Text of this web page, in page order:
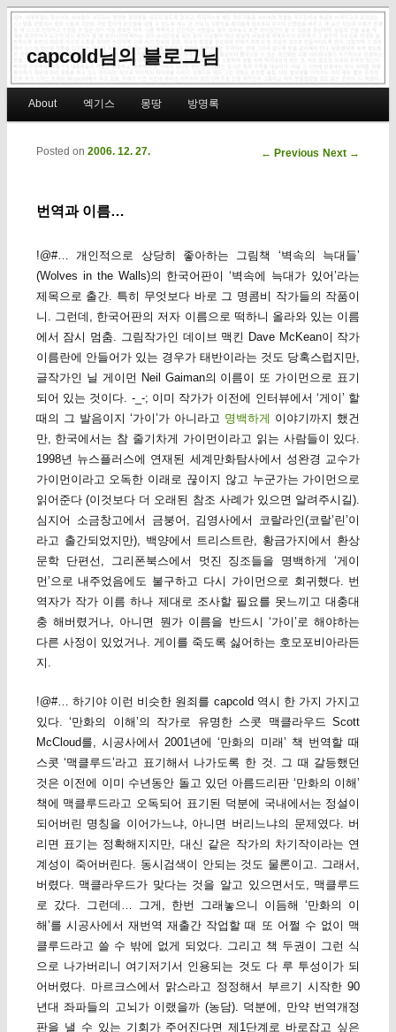
capcold님의 블로그님
Skip to primary content
Skip to secondary content
About 엑기스 몽땅 방명록
Post navigation
← Previous Next →
번역과 이름…
Posted on 2006. 12. 27.
!@#… 개인적으로 상당히 좋아하는 그림책 ‘벽속의 늑대들’
(Wolves in the Walls)의 한국어판이 ‘벽속에 늑대가 있어’라는
제목으로 출간. 특히 무엇보다 바로 그 명콤비 작가들의 작품이
니. 그런데, 한국어판의 저자 이름으로 떡하니 올라와 있는 이름
에서 잠시 멈춤. 그림작가인 데이브 맥킨 Dave McKean이 작가
이름란에 안들어가 있는 경우가 태반이라는 것도 당혹스럽지만,
글작가인 닐 게이먼 Neil Gaiman의 이름이 또 가이먼으로 표기
되어 있는 것이다. -_-; 이미 작가가 이전에 인터뷰에서 ‘게이’ 할
때의 그 발음이지 ‘가이’가 아니라고 명백하게 이야기까지 했건
만, 한국에서는 참 줄기차게 가이먼이라고 읽는 사람들이 있다.
1998년 뉴스플러스에 연재된 세계만화탐사에서 성완경 교수가
가이먼이라고 오독한 이래로 끊이지 않고 누군가는 가이먼으로
읽어준다 (이것보다 더 오래된 참조 사례가 있으면 알려주시길).
심지어 소금창고에서 금붕어, 김영사에서 코랄라인(코랄’린’이
라고 출간되었지만), 백양에서 트리스트란, 황금가지에서 환상
문학 단편선, 그리폰북스에서 멋진 징조들을 명백하게 ‘게이
먼’으로 내주었음에도 불구하고 다시 가이먼으로 회귀했다. 번
역자가 작가 이름 하나 제대로 조사할 필요를 못느끼고 대충대
충 해버렸거나, 아니면 뭔가 이름을 반드시 ‘가이’로 해야하는
다른 사정이 있었거나. 게이를 죽도록 싫어하는 호모포비아라든
지.
!@#… 하기야 이런 비슷한 원죄를 capcold 역시 한 가지 가지고
있다. ‘만화의 이해’의 작가로 유명한 스콧 맥클라우드 Scott
McCloud를, 시공사에서 2001년에 ‘만화의 미래’ 책 번역할 때
스콧 ‘맥클루드’라고 표기해서 나가도록 한 것. 그 때 갈등했던
것은 이전에 이미 수년동안 돌고 있던 아름드리판 ‘만화의 이해’
책에 맥클루드라고 오독되어 표기된 덕분에 국내에서는 정설이
되어버린 명칭을 이어가느냐, 아니면 버리느냐의 문제였다. 버
리면 표기는 정확해지지만, 대신 같은 작가의 차기작이라는 연
계성이 죽어버린다. 동시검색이 안되는 것도 물론이고. 그래서,
버렸다. 맥클라우드가 맞다는 것을 알고 있으면서도, 맥클루드
로 갔다. 그런데… 그게, 한번 그래놓으니 이듬해 ‘만화의 이
해’를 시공사에서 재번역 재출간 작업할 때 또 어쩔 수 없이 맥
클루드라고 쓸 수 밖에 없게 되었다. 그리고 책 두권이 그런 식
으로 나가버리니 여기저기서 인용되는 것도 다 루 투성이가 되
어버렸다. 마르크스에서 맑스라고 정정해서 부르기 시작한 90
년대 좌파들의 고뇌가 이랬을까 (농담). 덕분에, 만약 번역개정
판을 낼 수 있는 기회가 주어진다면 제1단계로 바로잡고 싶은